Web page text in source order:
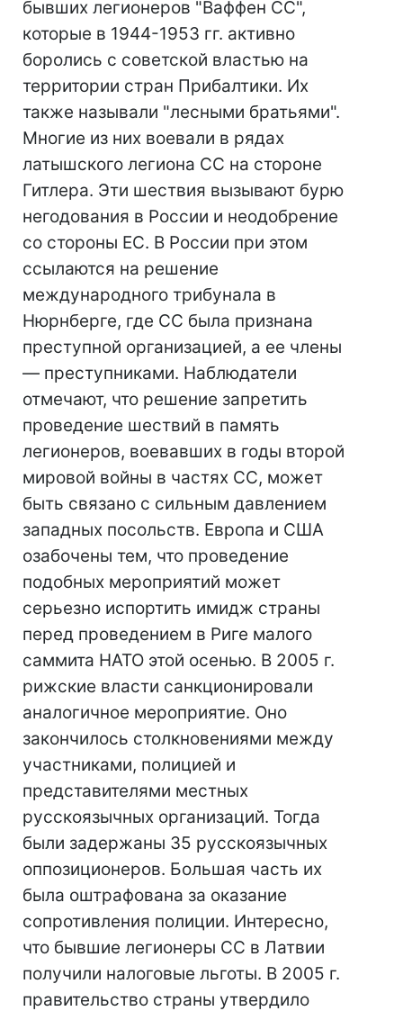
бывших легионеров "Ваффен СС",
которые в 1944-1953 гг. активно
боролись с советской властью на
территории стран Прибалтики. Их
также называли "лесными братьями".
Многие из них воевали в рядах
латышского легиона СС на стороне
Гитлера. Эти шествия вызывают бурю
негодования в России и неодобрение
со стороны ЕС. В России при этом
ссылаются на решение
международного трибунала в
Нюрнберге, где СС была признана
преступной организацией, а ее члены
— преступниками. Наблюдатели
отмечают, что решение запретить
проведение шествий в память
легионеров, воевавших в годы второй
мировой войны в частях СС, может
быть связано с сильным давлением
западных посольств. Европа и США
озабочены тем, что проведение
подобных мероприятий может
серьезно испортить имидж страны
перед проведением в Риге малого
саммита НАТО этой осенью. В 2005 г.
рижские власти санкционировали
аналогичное мероприятие. Оно
закончилось столкновениями между
участниками, полицией и
представителями местных
русскоязычных организаций. Тогда
были задержаны 35 русскоязычных
оппозиционеров. Большая часть их
была оштрафована за оказание
сопротивления полиции. Интересно,
что бывшие легионеры СС в Латвии
получили налоговые льготы. В 2005 г.
правительство страны утвердило